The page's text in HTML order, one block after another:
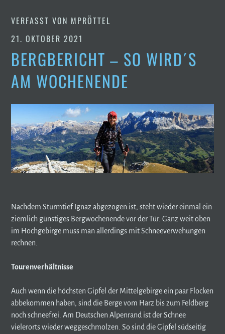
VERFASST VON MPRÖTTEL
21. OKTOBER 2021
BERGBERICHT – SO WIRD´S
AM WOCHENENDE
Nachdem Sturmtief Ignaz abgezogen ist, steht wieder einmal ein
ziemlich günstiges Bergwochenende vor der Tür. Ganz weit oben
im Hochgebirge muss man allerdings mit Schneeverwehungen
rechnen.
Tourenverhältnisse
Auch wenn die höchsten Gipfel der Mittelgebirge ein paar Flocken
abbekommen haben, sind die Berge vom Harz bis zum Feldberg
noch schneefrei. Am Deutschen Alpenrand ist der Schnee
vielerorts wieder weggeschmolzen. So sind die Gipfel südseitig